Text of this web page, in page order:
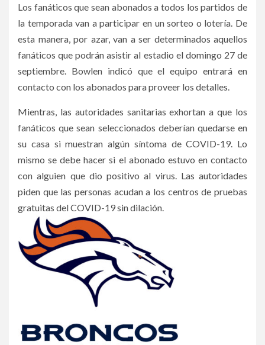
Los fanáticos que sean abonados a todos los partidos de
la temporada van a participar en un sorteo o lotería. De
esta manera, por azar, van a ser determinados aquellos
fanáticos que podrán asistir al estadio el domingo 27 de
septiembre. Bowlen indicó que el equipo entrará en
contacto con los abonados para proveer los detalles.
Mientras, las autoridades sanitarias exhortan a que los
fanáticos que sean seleccionados deberían quedarse en
su casa si muestran algún síntoma de COVID-19. Lo
mismo se debe hacer si el abonado estuvo en contacto
con alguien que dio positivo al virus. Las autoridades
piden que las personas acudan a los centros de pruebas
gratuitas del COVID-19 sin dilación.